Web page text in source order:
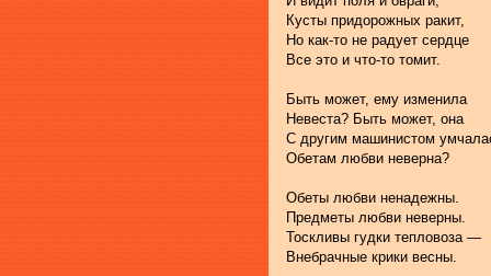
Кусты придорожных ракит,
Но как-то не радует сердце
Все это и что-то томит.
Быть может, ему изменила
Невеста? Быть может, она
С другим машинистом
Обетам любви неверна?
Обеты любви ненадежны.
Предметы любви неверны.
Тоскливы гудки тепловоза —
Внебрачные крики весны.